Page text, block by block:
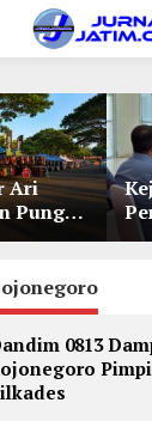
Ari
Pungli
di Hari
0813